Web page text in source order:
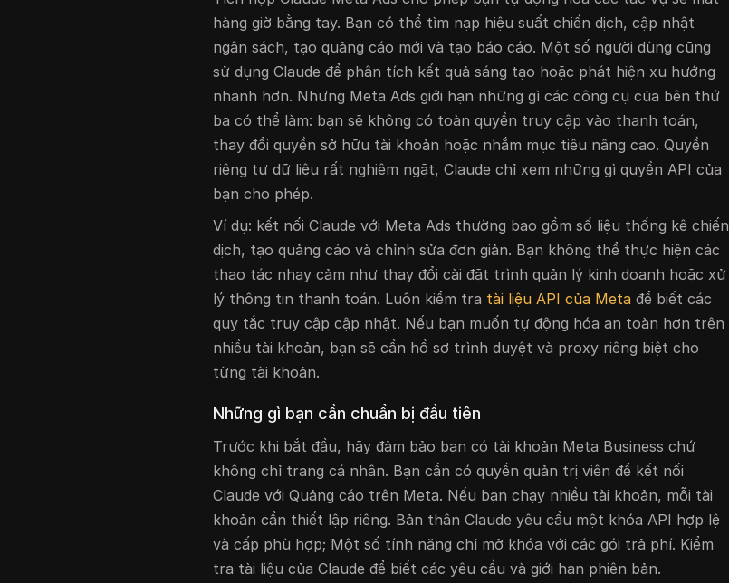
hàng giờ bằng tay. Bạn có thể tìm nạp hiệu suất chiến dịch, cập nhật
ngân sách, tạo quảng cáo mới và tạo báo cáo. Một số người dùng cũng
sử dụng Claude để phân tích kết quả sáng tạo hoặc phát hiện xu hướng
nhanh hơn. Nhưng Meta Ads giới hạn những gì các công cụ của bên thứ
ba có thể làm: bạn sẽ không có toàn quyền truy cập vào thanh toán,
thay đổi quyền sở hữu tài khoản hoặc nhắm mục tiêu nâng cao. Quyền
riêng tư dữ liệu rất nghiêm ngặt, Claude chỉ xem những gì quyền API của
bạn cho phép.
Ví dụ: kết nối Claude với Meta Ads thường bao gồm số liệu thống kê chiến
dịch, tạo quảng cáo và chỉnh sửa đơn giản. Bạn không thể thực hiện các
thao tác nhạy cảm như thay đổi cài đặt trình quản lý kinh doanh hoặc xử
lý thông tin thanh toán. Luôn kiểm tra tài liệu API của Meta để biết các
quy tắc truy cập cập nhật. Nếu bạn muốn tự động hóa an toàn hơn trên
nhiều tài khoản, bạn sẽ cần hồ sơ trình duyệt và proxy riêng biệt cho
từng tài khoản.
Những gì bạn cần chuẩn bị đầu tiên
Trước khi bắt đầu, hãy đảm bảo bạn có tài khoản Meta Business chứ
không chỉ trang cá nhân. Bạn cần có quyền quản trị viên để kết nối
Claude với Quảng cáo trên Meta. Nếu bạn chạy nhiều tài khoản, mỗi tài
khoản cần thiết lập riêng. Bản thân Claude yêu cầu một khóa API hợp lệ
và cấp phù hợp; Một số tính năng chỉ mở khóa với các gói trả phí. Kiểm
tra tài liệu của Claude để biết các yêu cầu và giới hạn phiên bản.